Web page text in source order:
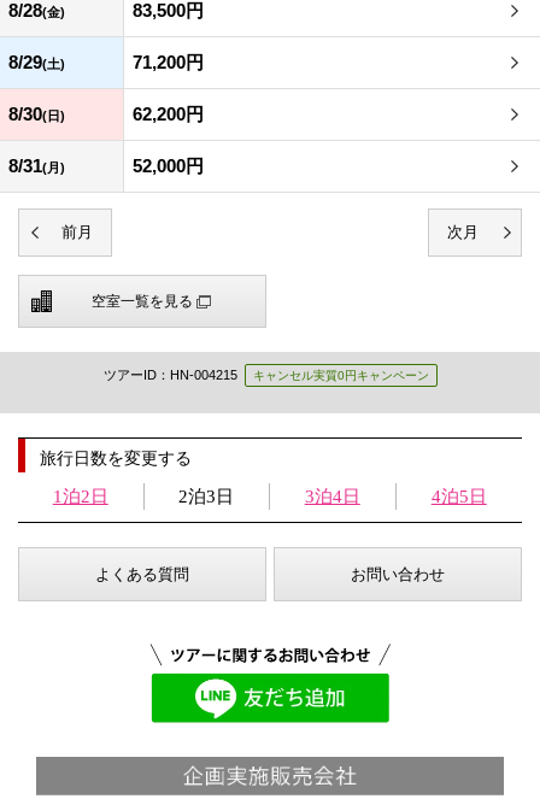
8/28(金) 83,500円
8/29(土) 71,200円
8/30(日) 62,200円
8/31(月) 52,000円
空室一覧を見る
ツアーID：HN-004215 キャンセル実質0円キャンペーン
旅行日数を変更する
1泊2日 2泊3日 3泊4日 4泊5日
よくある質問 お問い合わせ